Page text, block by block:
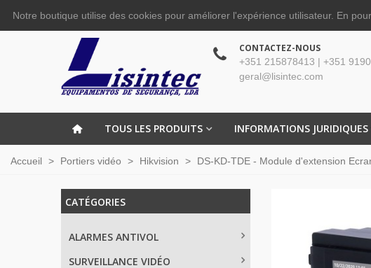
CONTACTEZ-NOUS
+351 215878413 | +351
geral@lisintec.com
TOUS LES PRODUITS INFORMATIONS JURIDIQUES
Accueil > Portiers vidéo > Hikvision > DS-KD-TDE - Module d'extension
CATÉGORIES
ALARMES ANTIVOL
SURVEILLANCE VIDÉO
Notre boutique utilise des cookies pour améliorer l'expérience utilisateur. En